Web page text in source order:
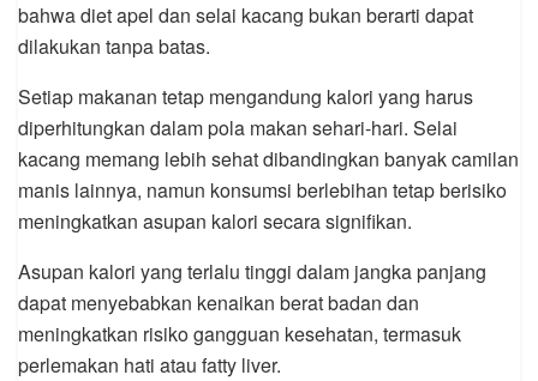
bahwa diet apel dan selai kacang bukan berarti dapat
dilakukan tanpa batas.
Setiap makanan tetap mengandung kalori yang harus
diperhitungkan dalam pola makan sehari-hari. Selai
kacang memang lebih sehat dibandingkan banyak camilan
manis lainnya, namun konsumsi berlebihan tetap berisiko
meningkatkan asupan kalori secara signifikan.
Asupan kalori yang terlalu tinggi dalam jangka panjang
dapat menyebabkan kenaikan berat badan dan
meningkatkan risiko gangguan kesehatan, termasuk
perlemakan hati atau fatty liver.